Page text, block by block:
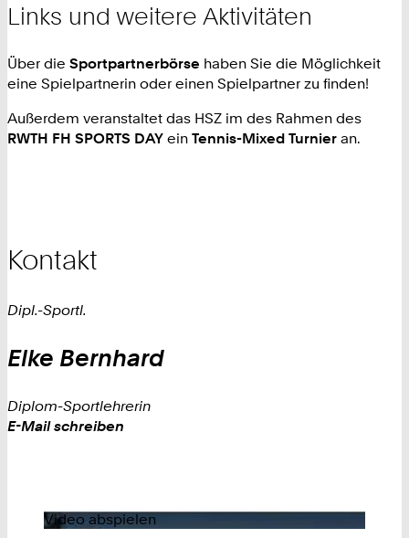
Links und weitere Aktivitäten
Über die Sportpartnerbörse haben Sie die Möglichkeit
eine Spielpartnerin oder einen Spielpartner zu finden!
Außerdem veranstaltet das HSZ im des Rahmen des
RWTH FH SPORTS DAY ein Tennis-Mixed Turnier an.
Kontakt
Dipl.-Sportl.
Elke Bernhard
Diplom-Sportlehrerin
Work
E-Mail schreiben
Video abspielen